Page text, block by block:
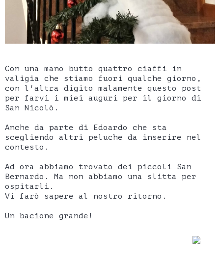
Con una mano butto quattro ciaffi in
valigia che stiamo fuori qualche giorno,
con l'altra digito malamente questo post
per farvi i miei auguri per il giorno di
San Nicolò.
Anche da parte di Edoardo che sta
scegliendo altri peluche da inserire nel
contesto.
Ad ora abbiamo trovato dei piccoli San
Bernardo. Ma non abbiamo una slitta per
ospitarli.
Vi farò sapere al nostro ritorno.
Un bacione grande!